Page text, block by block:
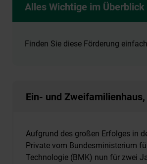
Alles Wichtige im Überblick
Finden Sie diese Förderung
Ein- und
Aufgrund des großen Erfolges in
Private vom Bundesministerium
Technologie (BMK) nun für zwei